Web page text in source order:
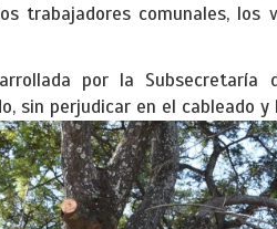
trabajadores comunales,
por la Subsecretaría
sin perjudicar en el cableado